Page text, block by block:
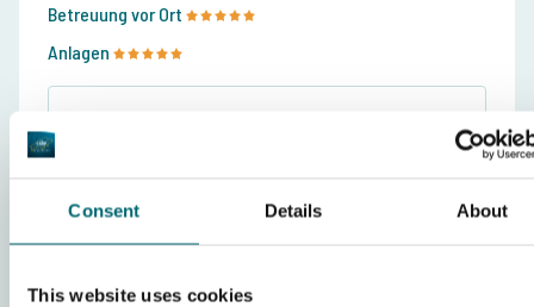
Consent Details About
This website uses cookies
Betreuung vor Ort
Anlagen
Karpfengewässer